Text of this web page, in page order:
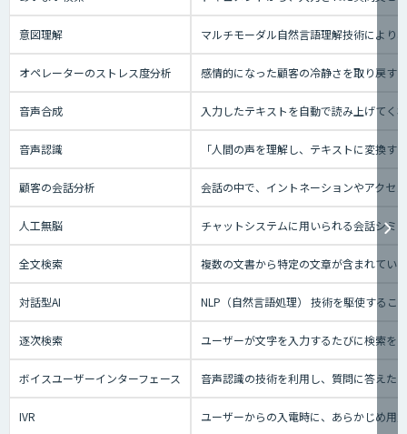
意図理解 マルチモーダル自然言語理解技術により
オペレーターのストレス度分析 感情的になった顧客の冷静さを取り戻す
音声合成 入力したテキストを自動で読み上げてく
音声認識 「人間の声を理解し、テキストに変換
顧客の会話分析 会話の中で、イントネーションやアクセ
人工無脳 チャットシステムに用いられる会話シミ
全文検索 複数の文書から特定の文章が含まれてい
対話型AI NLP（自然言語処理） 技術を駆使するこ
逐次検索 ユーザーが文字を入力するたびに検索を
ボイスユーザーインターフェース 音声認識の技術を利用し、質問に答えた
IVR ユーザーからの入電時に、あらかじめ用